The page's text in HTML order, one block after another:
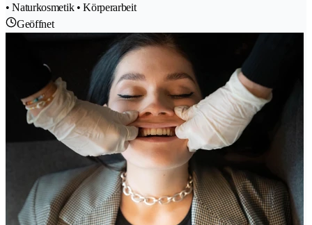
• Naturkosmetik • Körperarbeit
Geöffnet